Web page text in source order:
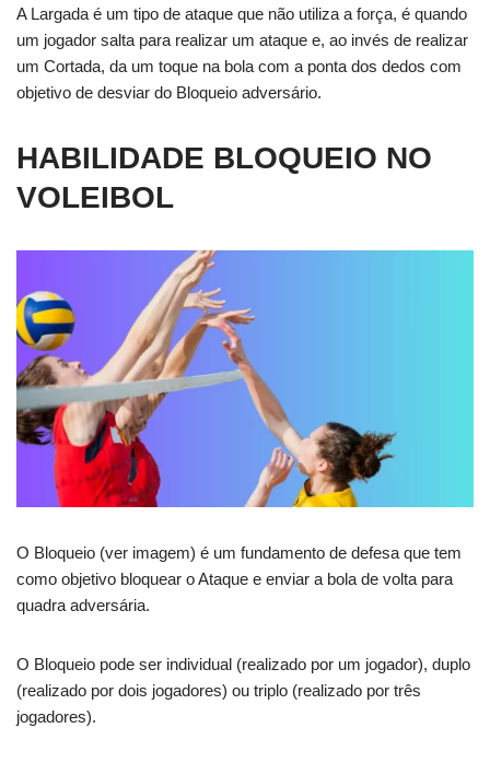
A Largada é um tipo de ataque que não utiliza a força, é quando
um jogador salta para realizar um ataque e, ao invés de realizar
um Cortada, da um toque na bola com a ponta dos dedos com
objetivo de desviar do Bloqueio adversário.
HABILIDADE BLOQUEIO NO
VOLEIBOL
O Bloqueio (ver imagem) é um fundamento de defesa que tem
como objetivo bloquear o Ataque e enviar a bola de volta para
quadra adversária.
O Bloqueio pode ser individual (realizado por um jogador), duplo
(realizado por dois jogadores) ou triplo (realizado por três
jogadores).